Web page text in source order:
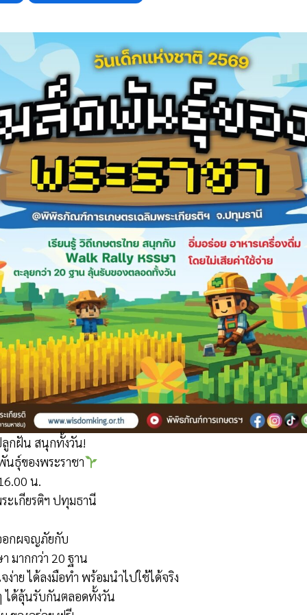
กฝัน สนุกทั้งวัน!
นธุ์ของพระราชา
น.
เกียรติฯ ปทุมธานี
อกผจญภัยกับ
มากกว่า 20 ฐาน
าย ได้ลงมือทำ พร้อมนำไปใช้ได้จริง
ได้ลุ้นรับกันตลอดทั้งวัน